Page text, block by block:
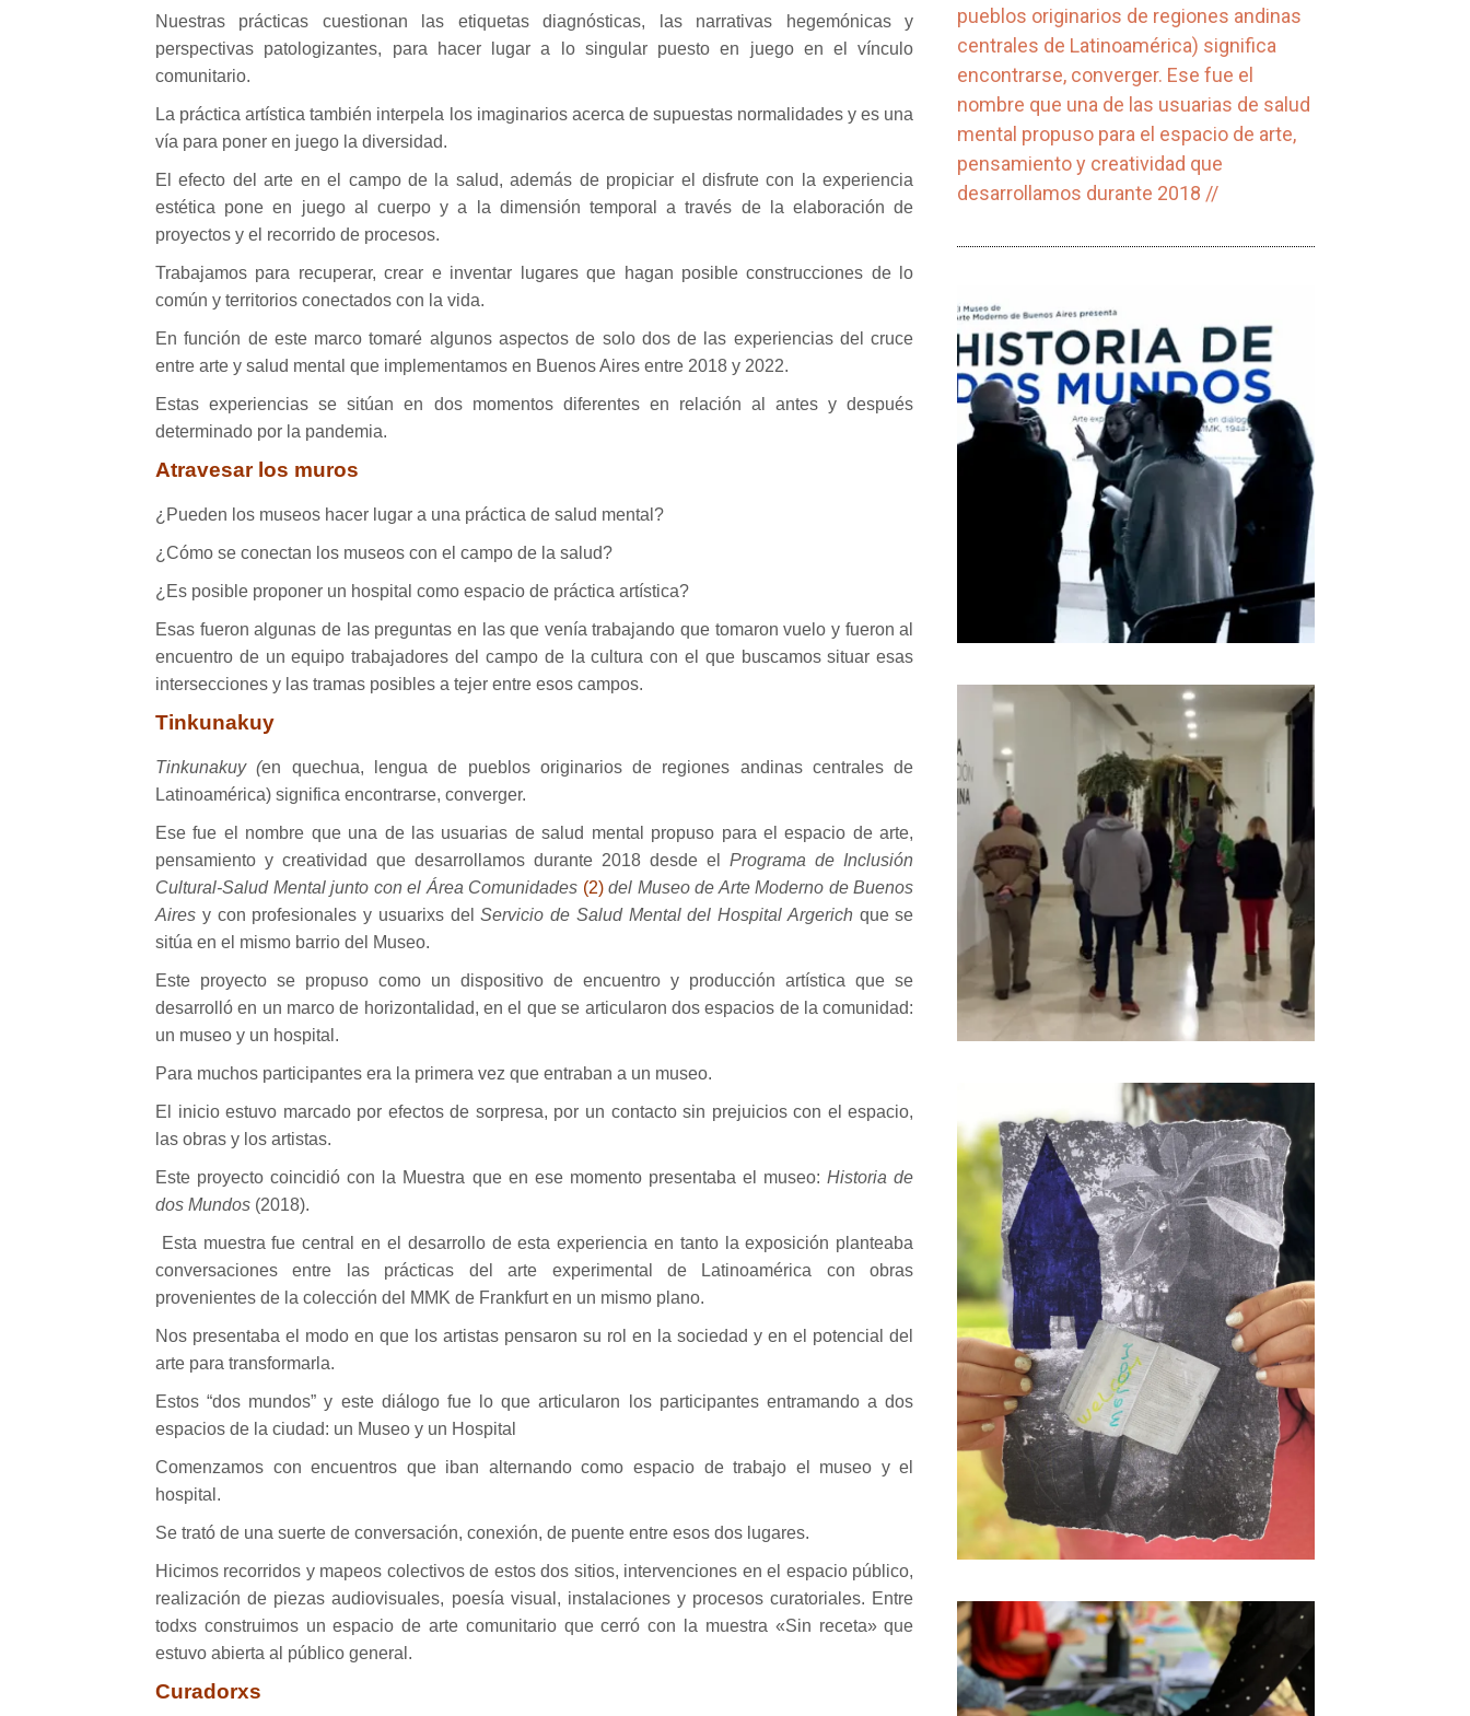
Nuestras prácticas cuestionan las etiquetas diagnósticas, las narrativas hegemónicas y
perspectivas patologizantes, para hacer lugar a lo singular puesto en juego en el vínculo
comunitario.
La práctica artística también interpela los imaginarios acerca de supuestas normalidades y es una
vía para poner en juego la diversidad.
El efecto del arte en el campo de la salud, además de propiciar el disfrute con la experiencia
estética pone en juego al cuerpo y a la dimensión temporal a través de la elaboración de
proyectos y el recorrido de procesos.
Trabajamos para recuperar, crear e inventar lugares que hagan posible construcciones de lo
común y territorios conectados con la vida.
En función de este marco tomaré algunos aspectos de solo dos de las experiencias del cruce
entre arte y salud mental que implementamos en Buenos Aires entre 2018 y 2022.
Estas experiencias se sitúan en dos momentos diferentes en relación al antes y después
determinado por la pandemia.
Atravesar los muros
¿Pueden los museos hacer lugar a una práctica de salud mental?
¿Cómo se conectan los museos con el campo de la salud?
¿Es posible proponer un hospital como espacio de práctica artística?
Esas fueron algunas de las preguntas en las que venía trabajando que tomaron vuelo y fueron al
encuentro de un equipo trabajadores del campo de la cultura con el que buscamos situar esas
intersecciones y las tramas posibles a tejer entre esos campos.
Tinkunakuy
Tinkunakuy (en quechua, lengua de pueblos originarios de regiones andinas centrales de
Latinoamérica) significa encontrarse, converger.
Ese fue el nombre que una de las usuarias de salud mental propuso para el espacio de arte,
pensamiento y creatividad que desarrollamos durante 2018 desde elPrograma de Inclusión
Cultural-Salud Mental junto con el Área Comunidades (2)del Museo de Arte Moderno de Buenos
Aires y con profesionales y usuarixs delServicio de Salud Mental del Hospital Argerichque se
sitúa en el mismo barrio del Museo.
Este proyecto se propuso como un dispositivo de encuentro y producción artística que se
desarrolló en un marco de horizontalidad, en el que se articularon dos espacios de la comunidad:
un museo y un hospital.
Para muchos participantes era la primera vez que entraban a un museo.
El inicio estuvo marcado por efectos de sorpresa, por un contacto sin prejuicios con el espacio,
las obras y los artistas.
Este proyecto coincidió con la Muestra que en ese momento presentaba el museo:Historia de
dos Mundos (2018).
Esta muestra fue central en el desarrollo de esta experiencia en tanto la exposición planteaba
conversaciones entre las prácticas del arte experimental de Latinoamérica con obras
provenientes de la colección del MMK de Frankfurt en un mismo plano.
Nos presentaba el modo en que los artistas pensaron su rol en la sociedad y en el potencial del
arte para transformarla.
Estos “dos mundos” y este diálogo fue lo que articularon los participantes entramando a dos
espacios de la ciudad: un Museo y un Hospital
Comenzamos con encuentros que iban alternando como espacio de trabajo el museo y el
hospital.
Se trató de una suerte de conversación, conexión, de puente entre esos dos lugares.
Hicimos recorridos y mapeos colectivos de estos dos sitios, intervenciones en el espacio público,
realización de piezas audiovisuales, poesía visual, instalaciones y procesos curatoriales. Entre
todxs construimos un espacio de arte comunitario que cerró con la muestra «Sin receta» que
estuvo abierta al público general.
Curadorxs
pueblos originarios de regiones andinas
centrales de Latinoamérica) significa
encontrarse, converger. Ese fue el
nombre que una de las usuarias de salud
mental propuso para el espacio de arte,
pensamiento y creatividad que
desarrollamos durante 2018 //